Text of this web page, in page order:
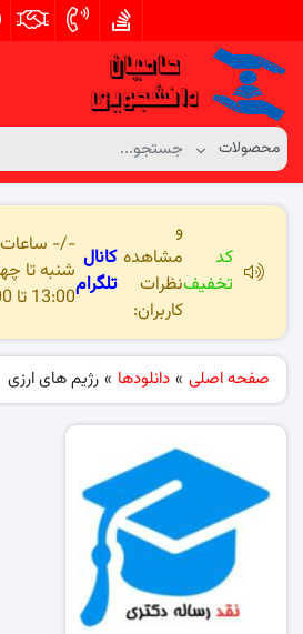
کد
تخفیف
و
مشاهده
نظرات
کاربران:
کانال
تلگرام
-/- ساعات
شنبه تا
13:00 تا 01:00 -/-
صفحه اصلی » دانلودها » رژیم های ارزی